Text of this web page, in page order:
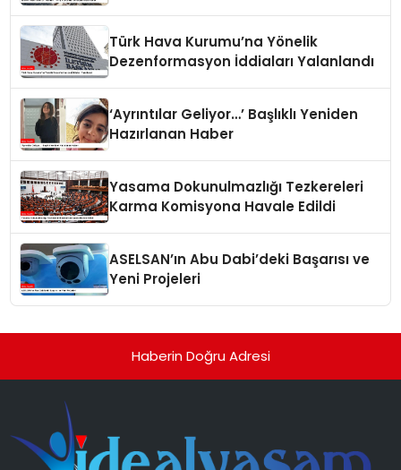
Türk Hava Kurumu’na Yönelik
Dezenformasyon İddiaları Yalanlandı
‘Ayrıntılar Geliyor…’ Başlıklı Yeniden
Hazırlanan Haber
Yasama Dokunulmazlığı Tezkereleri
Karma Komisyona Havale Edildi
ASELSAN’ın Abu Dabi’deki Başarısı ve
Yeni Projeleri
Haberin Doğru Adresi